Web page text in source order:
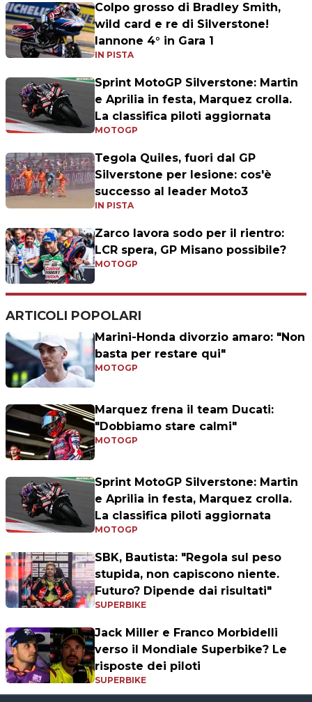
Colpo grosso di Bradley Smith,
wild card e re di Silverstone!
Iannone 4° in Gara 1
IN PISTA
Sprint MotoGP Silverstone: Martin
e Aprilia in festa, Marquez crolla.
La classifica piloti aggiornata
MOTOGP
Tegola Quiles, fuori dal GP
Silverstone per lesione: cos'è
successo al leader Moto3
IN PISTA
Zarco lavora sodo per il rientro:
LCR spera, GP Misano possibile?
MOTOGP
ARTICOLI POPOLARI
Marini-Honda divorzio amaro: "Non
basta per restare qui"
MOTOGP
Marquez frena il team Ducati:
"Dobbiamo stare calmi"
MOTOGP
Sprint MotoGP Silverstone: Martin
e Aprilia in festa, Marquez crolla.
La classifica piloti aggiornata
MOTOGP
SBK, Bautista: "Regola sul peso
stupida, non capiscono niente.
Futuro? Dipende dai risultati"
SUPERBIKE
Jack Miller e Franco Morbidelli
verso il Mondiale Superbike? Le
risposte dei piloti
SUPERBIKE